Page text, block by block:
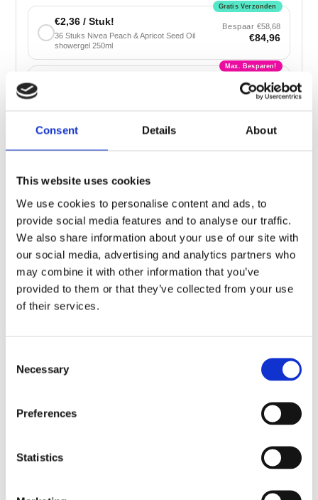
Consent Details About
This website uses cookies
We use cookies to personalise content and ads, to
provide social media features and to analyse our traffic.
We also share information about your use of our site with
our social media, advertising and analytics partners who
may combine it with other information that you’ve
provided to them or that they’ve collected from your use
of their services.
Selection
Necessary
Preferences
Statistics
Gratis Verzonden
€2,36 / Stuk!
36 Stuks Nivea Peach & Apricot Seed Oil
showergel 250ml
Bespaar €58,68
€84,96
Max. Besparen!
Bespaar €82,56
€108,96
🛒
Besteld
📦
Verzonden
🚚
Geleverd
Snelle levering uit eigen voorraad
Achteraf betalen met Klarna
3000+ klanten beoordelen ons uitstekend